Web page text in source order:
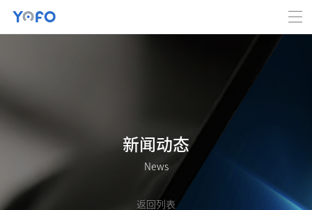
新闻动态
News
返回列表